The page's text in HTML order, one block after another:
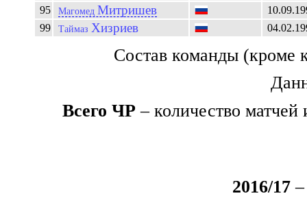
95
Магомед Митришев
99
Таймаз Хизриев
Состав команды (кроме
Всего ЧР – количество
2016/17 –